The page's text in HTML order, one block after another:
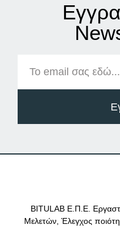
BITULAB Ε.Π.Ε.
Μελετών, Έλεγχος